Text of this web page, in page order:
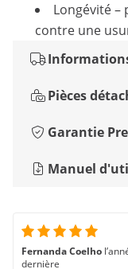
Longévité –
contre une
Pièces
Garantie
Manuel
Fernanda Coelho
dernière